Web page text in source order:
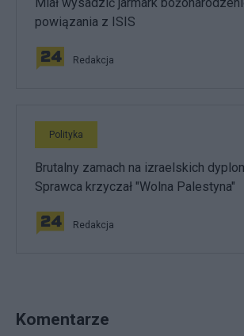
powiązania z ISIS
Redakcja
Polityka
Brutalny zamach na izraelskich
Sprawca krzyczał "Wolna Palestyna"
Redakcja
Komentarze